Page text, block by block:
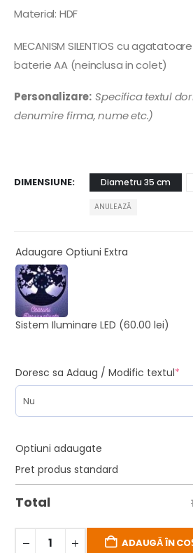
Material: HDF
MECANISM SILENTIOS cu
baterie AA (neinclusa in colet)
Personalizare:Specifica textul
denumire firma, nume etc.)
DIMENSIUNE Diametru 35 cm
ANULEAZĂ
Adaugare Optiuni Extra
Sistem Iluminare LED (60.00 lei)
Doresc sa Adaug / Modific textul*
Optiuni adaugate
Pret produs standard
Total
ADAUGĂ ÎN